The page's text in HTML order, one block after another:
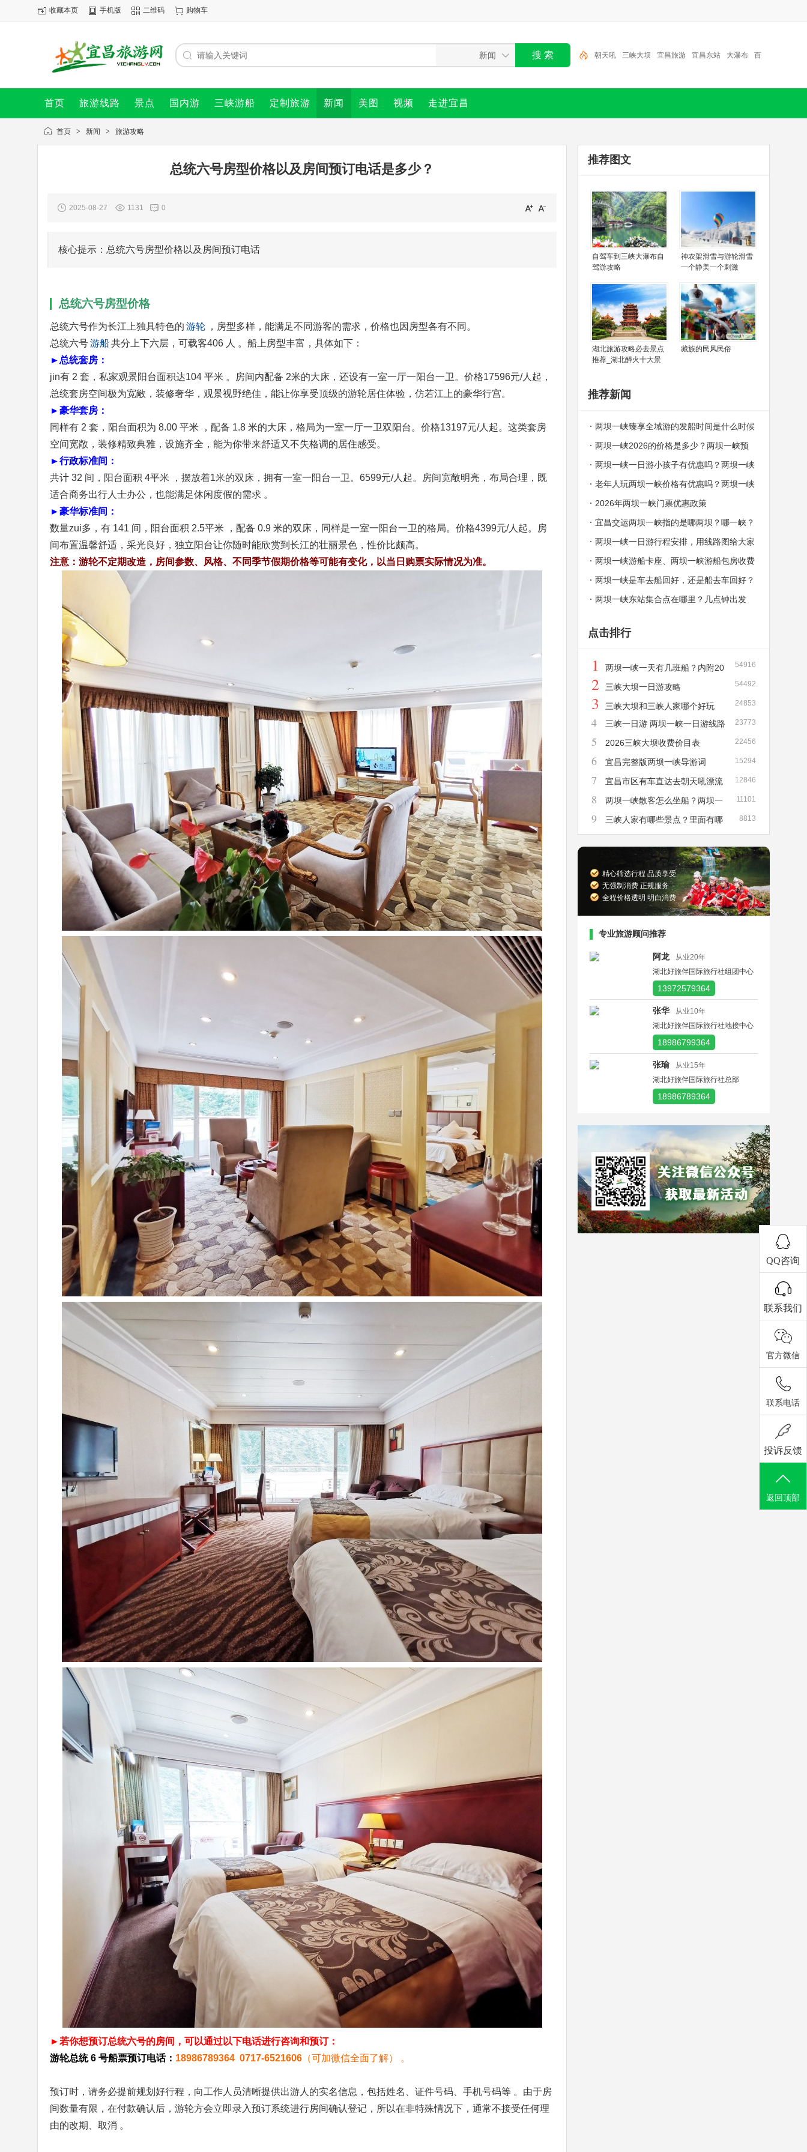
收藏本页 手机版 二维码 购物车
三峡大坝 宜昌旅游 宜昌东站 大瀑布 百里荒 金
首页 旅游线路 景点 国内游 三峡游船 定制旅游 新闻 美图 视频 走进宜昌
首页 > 新闻 > 旅游攻略
总统六号房型价格以及房间预订电话是多少？
2025-08-27 1131 0
核心提示：总统六号房型价格以及房间预订电话
总统六号房型价格
总统六号作为长江上独具特色的 游轮 ，房型多样，能满足不同游客的需求，价格也因房型各有不同。
总统六号游船共分上下六层，可载客406 人 。船上房型丰富，具体如下：
►总统套房：
jin有 2 套，私家观景阳台面积达104 平米 。房间内配备 2米的大床，还设有一室一厅一阳台一卫。价格17596元/人起，
总统套房空间极为宽敞，装修奢华，观景视野绝佳，能让你享受顶级的游轮居住体验，仿若江上的豪华行宫。
►豪华套房：
同样有 2 套，阳台面积为 8.00 平米 ，配备 1.8 米的大床，格局为一室一厅一卫双阳台。价格13197元/人起。这类套房
空间宽敞，装修精致典雅，设施齐全，能为你带来舒适又不失格调的居住感受。
►行政标准间：
共计 32 间，阳台面积 4平米 ，摆放着1米的双床，拥有一室一阳台一卫。6599元/人起。房间宽敞明亮，布局合理，既
适合商务出行人士办公，也能满足休闲度假的需求 。
►豪华标准间：
数量zui多，有 141 间，阳台面积 2.5平米 ，配备 0.9 米的双床，同样是一室一阳台一卫的格局。价格4399元/人起。房
间布置温馨舒适，采光良好，独立阳台让你随时能欣赏到长江的壮丽景色，性价比颇高。
注意：游轮不定期改造，房间参数、风格、不同季节假期价格等可能有变化，以当日购票实际情况为准。
►若你想预订总统六号的房间，可以通过以下电话进行咨询和预订：
游轮总统 6 号船票预订电话： 18986789364 0717-6521606 （可加微信全面了解） 。
预订时，请务必提前规划好行程，向工作人员清晰提供出游人的实名信息，包括姓名、证件号码、手机号码等 。由于房
间数量有限，在付款确认后，游轮方会立即录入预订系统进行房间确认登记，所以在非特殊情况下，通常不接受任何理
由的改期、取消 。
推荐图文
自驾车到三峡大瀑布自
驾游攻略
神农架滑雪与游轮滑雪
一个静美一个刺激
湖北旅游攻略必去景点
推荐_湖北醉火十大景
藏族的民风民俗
推荐新闻
两坝一峡臻享全域游的发船时间是什么时候
两坝一峡2026的价格是多少？两坝一峡预
订中心电话
两坝一峡一日游小孩子有优惠吗？两坝一峡
哪些人群可以免费？
老年人玩两坝一峡价格有优惠吗？两坝一峡
老年人价格
2026年两坝一峡门票优惠政策
宜昌交运两坝一峡指的是哪两坝？哪一峡？
一天有几班？
两坝一峡一日游行程安排，用线路图给大家
解释，秒懂！
两坝一峡游船卡座、两坝一峡游船包房收费
价格和介绍
两坝一峡是车去船回好，还是船去车回好？
两坝一峡东站集合点在哪里？几点钟出发
点击排行
54916
1
两坝一峡一天有几班船？内附20
26年新版两坝一峡游船时刻表！
54492
2 三峡大坝一日游攻略
24853
3 三峡大坝和三峡人家哪个好玩
23773
4
三峡一日游 两坝一峡一日游线路
详解
22456
5 2026三峡大坝收费价目表
15294
6 宜昌完整版两坝一峡导游词
12846
7
宜昌市区有车直达去朝天吼漂流
吗？需要多长时间？多少钱？
11101
8
两坝一峡散客怎么坐船？两坝一
峡散客船票在哪里买
8813
9
三峡人家有哪些景点？里面有哪
精心筛选行程 品质享受
无强制消费 正规服务
全程价格透明 明白消费
专业旅游顾问推荐
阿龙
从业20年
湖北好旅伴国际旅行社组团中心
13972579364
张华
从业10年
湖北好旅伴国际旅行社地接中心
18986799364
张瑜
从业15年
湖北好旅伴国际旅行社总部
18986789364
QQ咨询
联系我们
官方微信
联系电话
投诉反馈
返回顶部